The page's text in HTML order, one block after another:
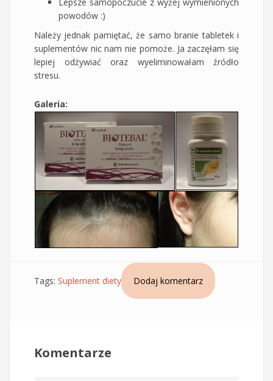
powodów :)
Należy jednak pamiętać, że samo branie tabletek i
suplementów nic nam nie pomoże. Ja zaczęłam się
lepiej odżywiać oraz wyeliminowałam źródło
stresu.
Galeria:
Tags: Suplement diety Dodaj komentarz
Komentarze